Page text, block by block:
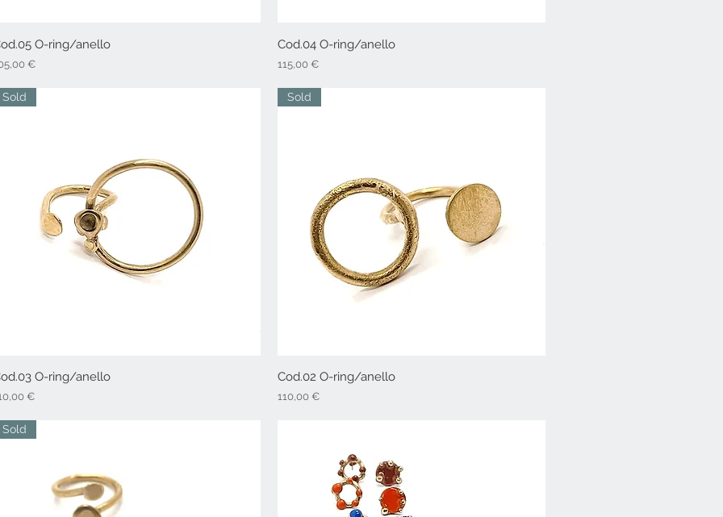
Vista rapida
O-ring/anello
€
Vista rapida
Cod.04 O-ring/anello
Prezzo
115,00 €
Vista rapida
Sold
O-ring/anello
€
Vista rapida
Sold
Cod.02 O-ring/anello
Prezzo
110,00 €
Sold